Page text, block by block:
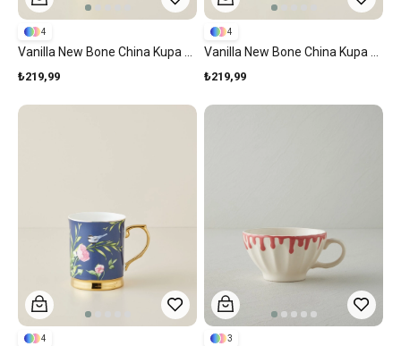
₺219,99
4
₺219,99
4
4 3